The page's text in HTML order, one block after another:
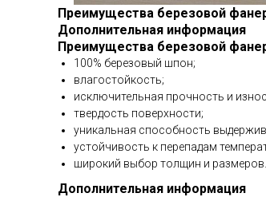
Преимущества березовой
Дополнительная информация
Преимущества березовой
100% березовый шпон;
влагостойкость;
исключительная прочность и
твердость поверхности;
уникальная способность
устойчивость к перепадам
широкий выбор толщин и размеров.
Дополнительная информация